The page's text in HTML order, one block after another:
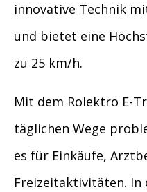
innovative Technik
und bietet eine
zu 25 km/h.
Mit dem Rolektro E-
täglichen Wege
es für Einkäufe,
Freizeitaktivitäten. In